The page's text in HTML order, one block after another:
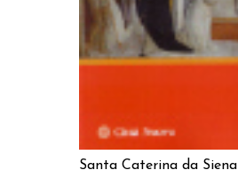
Santa Caterina da Siena